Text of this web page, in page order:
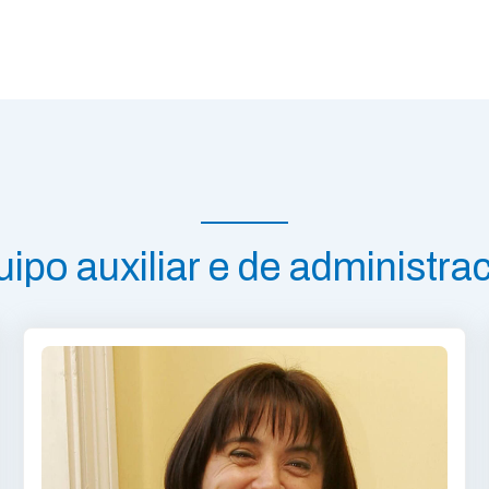
auxiliar e de